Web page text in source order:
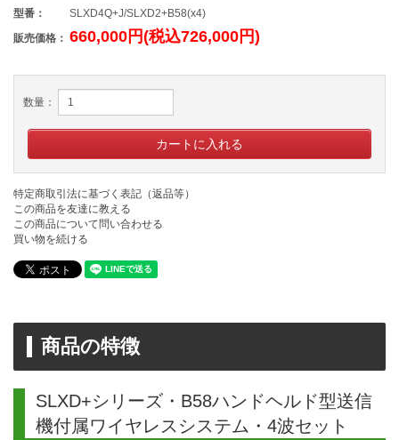
型番：
SLXD4Q+J/SLXD2+B58(x4)
販売価格： 660,000円(税込726,000円)
数量：
特定商取引法に基づく表記（返品等）
この商品を友達に教える
この商品について問い合わせる
買い物を続ける
商品の特徴
SLXD+シリーズ・B58ハンドヘルド型送信
機付属ワイヤレスシステム・4波セット